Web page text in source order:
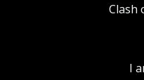
Clash
I